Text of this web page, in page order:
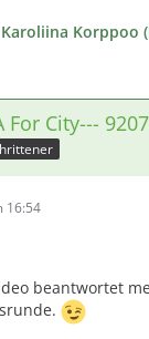
Korppoo
For City--- 9207
16:54
beantwortet